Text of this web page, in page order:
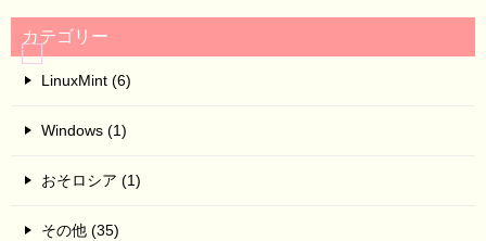
カテゴリー
LinuxMint (6)
Windows (1)
おそロシア (1)
その他 (35)